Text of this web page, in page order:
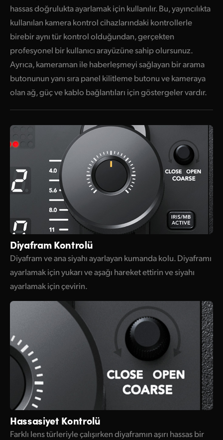
hassas doğrulukta ayarlamak için kullanılır. Bu, yayıncılıkta
kullanılan kamera kontrol cihazlarındaki kontrollerle
birebir aynı tür kontrol olduğundan, gerçekten
profesyonel bir kullanıcı arayüzüne sahip olursunuz.
Ayrıca, kameraman ile haberleşmeyi sağlayan bir arama
butonunun yanı sıra panel kilitleme butonu ve kameraya
olan ağ, güç ve kablo bağlantıları için göstergeler vardır.
Diyafram Kontrolü
Diyafram ve ana siyahı ayarlayan kumanda kolu. Diyaframı
ayarlamak için yukarı ve aşağı hareket ettirin ve siyahı
ayarlamak için çevirin.
Hassasiyet Kontrolü
Farklı lens türleriyle çalışırken diyaframın aşırı hassas bir